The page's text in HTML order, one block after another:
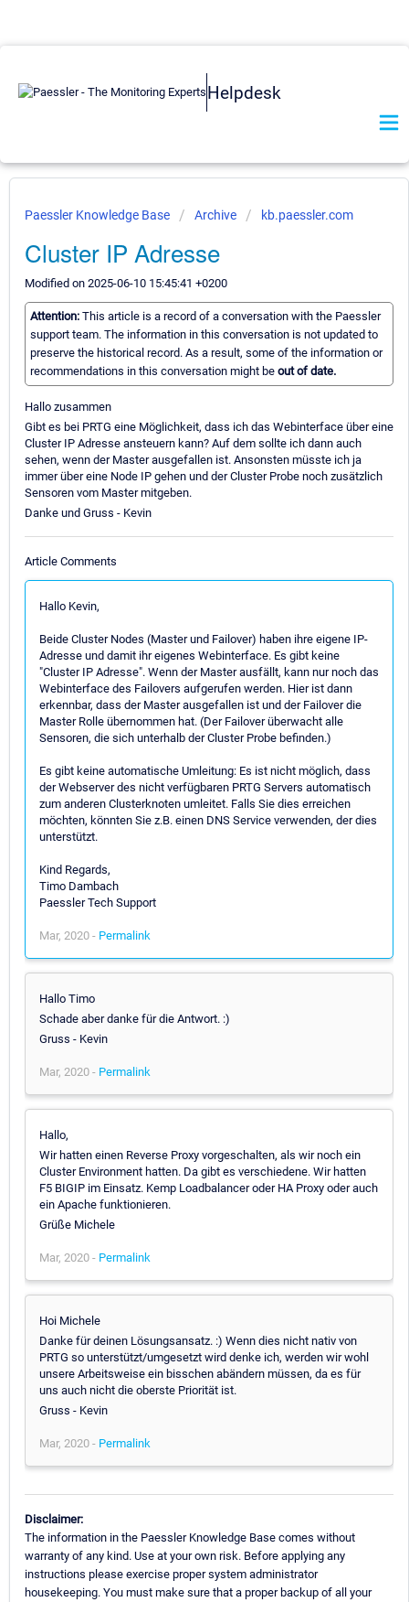
Helpdesk
Paessler Knowledge Base Archive kb.paessler.com
Cluster IP Adresse
Modified on 2025-06-10 15:45:41 +0200
Attention: This article is a record of a conversation with the Paessler
support team. The information in this conversation is not updated to
preserve the historical record. As a result, some of the information or
recommendations in this conversation might be out of date.
Hallo zusammen
Gibt es bei PRTG eine Möglichkeit, dass ich das Webinterface über eine
Cluster IP Adresse ansteuern kann? Auf dem sollte ich dann auch
sehen, wenn der Master ausgefallen ist. Ansonsten müsste ich ja
immer über eine Node IP gehen und der Cluster Probe noch zusätzlich
Sensoren vom Master mitgeben.
Danke und Gruss - Kevin
Article Comments
Hallo Kevin,
Beide Cluster Nodes (Master und Failover) haben ihre eigene IP-
Adresse und damit ihr eigenes Webinterface. Es gibt keine
"Cluster IP Adresse". Wenn der Master ausfällt, kann nur noch das
Webinterface des Failovers aufgerufen werden. Hier ist dann
erkennbar, dass der Master ausgefallen ist und der Failover die
Master Rolle übernommen hat. (Der Failover überwacht alle
Sensoren, die sich unterhalb der Cluster Probe befinden.)
Es gibt keine automatische Umleitung: Es ist nicht möglich, dass
der Webserver des nicht verfügbaren PRTG Servers automatisch
zum anderen Clusterknoten umleitet. Falls Sie dies erreichen
möchten, könnten Sie z.B. einen DNS Service verwenden, der dies
unterstützt.
Kind Regards,
Timo Dambach
Paessler Tech Support
Mar, 2020 - Permalink
Hallo Timo
Schade aber danke für die Antwort. :)
Gruss - Kevin
Mar, 2020 - Permalink
Hallo,
Wir hatten einen Reverse Proxy vorgeschalten, als wir noch ein
Cluster Environment hatten. Da gibt es verschiedene. Wir hatten
F5 BIGIP im Einsatz. Kemp Loadbalancer oder HA Proxy oder auch
ein Apache funktionieren.
Grüße Michele
Mar, 2020 - Permalink
Hoi Michele
Danke für deinen Lösungsansatz. :) Wenn dies nicht nativ von
PRTG so unterstützt/umgesetzt wird denke ich, werden wir wohl
unsere Arbeitsweise ein bisschen abändern müssen, da es für
uns auch nicht die oberste Priorität ist.
Gruss - Kevin
Mar, 2020 - Permalink
Disclaimer:
The information in the Paessler Knowledge Base comes without
warranty of any kind. Use at your own risk. Before applying any
instructions please exercise proper system administrator
housekeeping. You must make sure that a proper backup of all your